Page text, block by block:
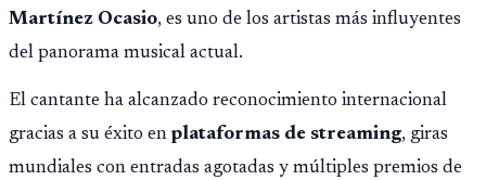
Martínez Ocasio, es uno de los artistas más influyentes
del panorama musical actual.
El cantante ha alcanzado reconocimiento internacional
gracias a su éxito en plataformas de streaming, giras
mundiales con entradas agotadas y múltiples premios de